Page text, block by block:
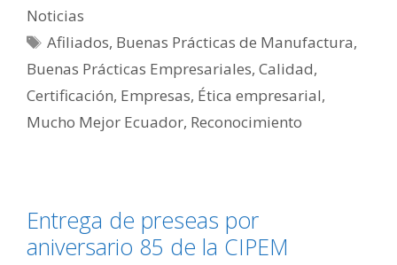
Noticias
Afiliados, Buenas Prácticas de Manufactura,
Buenas Prácticas Empresariales, Calidad,
Certificación, Empresas, Ética empresarial,
Mucho Mejor Ecuador, Reconocimiento
Entrega de preseas por
aniversario 85 de la CIPEM